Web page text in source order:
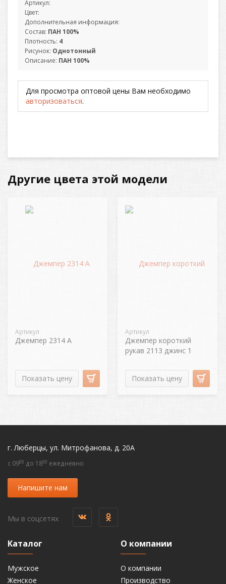
Артикул:
Цвет:
Дополнительная информация:
Состав: ПАН 100%
Плотность: 4
Рисунок: Однотонный
Описание: ПАН 100%
Для просмотра оптовой цены Вам необходимо
авторизоваться.
Другие цвета этой модели
Артикул
Джемпер 2314 А
Показать цену
Артикул
Джемпер короткий
рукав 2113 джинс 1
Показать цену
г. Люберцы, ул. Митрофанова, д. 20А
c 0900 до 1800 ежедневно
Напишите нам
Мы в соцсетях
Каталог
Мужское
Женское
О компании
О компании
Производство